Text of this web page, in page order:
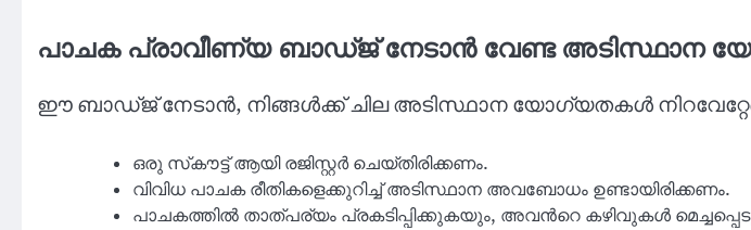
പാചക പ്രാവീണ്യ ബാഡ്ജ് നേടാൻ വേണ്ട അടിസ്ഥാന
ഈ ബാഡ്ജ് നേടാൻ, നിങ്ങൾക്ക് ചില അടിസ്ഥാന യോഗ്യതകൾ
ഒരു സ്‌കൗട്ട് ആയി രജിസ്റ്റർ ചെയ്തിരിക്കണം.
വിവിധ പാചക രീതികളെക്കുറിച്ച് അടിസ്ഥാന അവബോധം ഉണ്ടായിരിക്കണം.
പാചകത്തിൽ താത്പര്യം പ്രകടിപ്പിക്കുകയും, അവൻറെ കഴിവുകൾ